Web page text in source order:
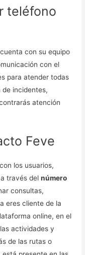
teléfono
cuenta con su equipo
con el
para atender todas
de incidentes,
atención
Feve
los usuarios,
través delnúmero
consultas,
eres cliente de la
online, en el
actividades y
de las rutas o